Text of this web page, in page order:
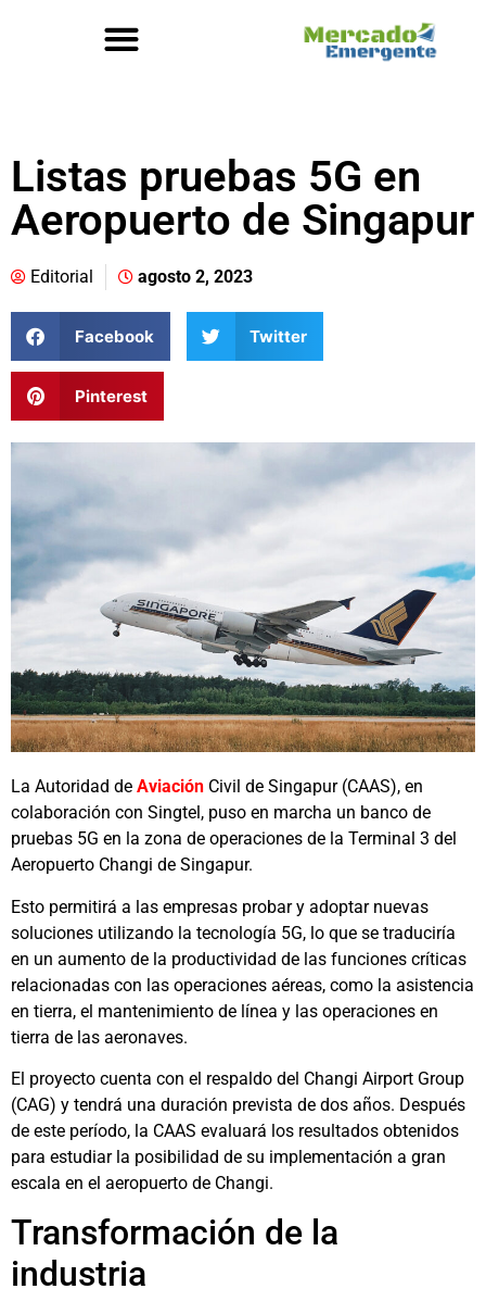
Listas pruebas 5G en
Aeropuerto de Singapur
Editorial agosto 2, 2023
Facebook Twitter
Pinterest
La Autoridad de Aviación Civil de Singapur (CAAS), en
colaboración con Singtel, puso en marcha un banco de
pruebas 5G en la zona de operaciones de la Terminal 3 del
Aeropuerto Changi de Singapur.
Esto permitirá a las empresas probar y adoptar nuevas
soluciones utilizando la tecnología 5G, lo que se traduciría
en un aumento de la productividad de las funciones críticas
relacionadas con las operaciones aéreas, como la asistencia
en tierra, el mantenimiento de línea y las operaciones en
tierra de las aeronaves.
El proyecto cuenta con el respaldo del Changi Airport Group
(CAG) y tendrá una duración prevista de dos años. Después
de este período, la CAAS evaluará los resultados obtenidos
para estudiar la posibilidad de su implementación a gran
escala en el aeropuerto de Changi.
Transformación de la
industria